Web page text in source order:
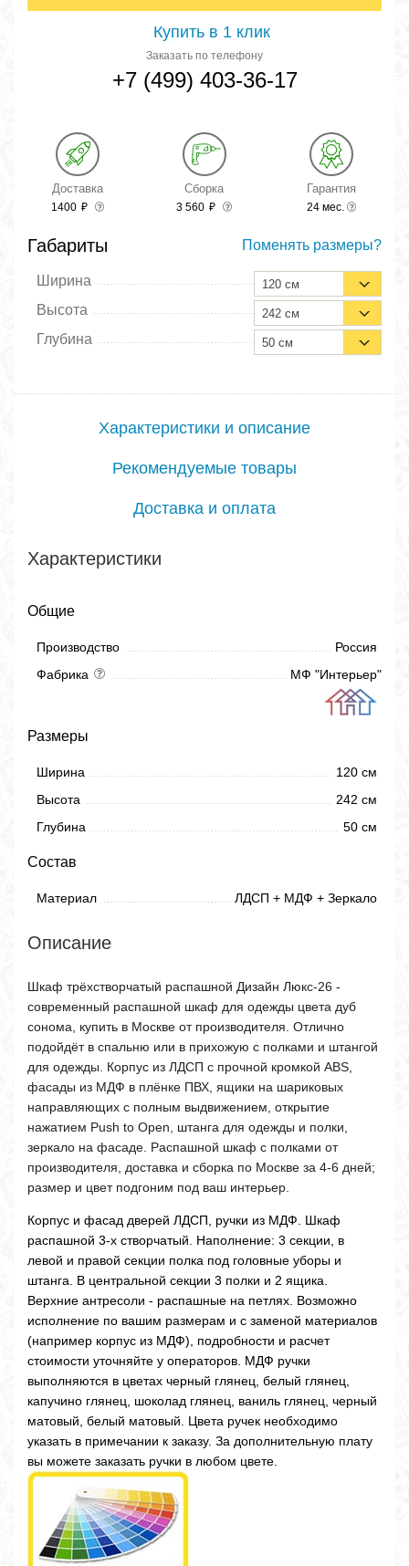
Купить в 1 клик
Заказать по телефону
+7 (499) 403-36-17
Доставка
1400 ₽
Сборка
3 560 ₽
Гарантия
24 мес.
Габариты Поменять размеры?
Ширина 120 см
Высота 242 см
Глубина 50 см
Характеристики и описание
Рекомендуемые товары
Доставка и оплата
Характеристики
Общие
Производство
Россия
Фабрика
МФ "Интерьер"
Размеры
Ширина
120 см
Высота
242 см
Глубина
50 см
Состав
Материал ЛДСП + МДФ + Зеркало
Описание
Шкаф трёхстворчатый распашной Дизайн Люкс-26 -
современный распашной шкаф для одежды цвета дуб
сонома, купить в Москве от производителя. Отлично
подойдёт в спальню или в прихожую с полками и штангой
для одежды. Корпус из ЛДСП с прочной кромкой ABS,
фасады из МДФ в плёнке ПВХ, ящики на шариковых
направляющих с полным выдвижением, открытие
нажатием Push to Open, штанга для одежды и полки,
зеркало на фасаде. Распашной шкаф с полками от
производителя, доставка и сборка по Москве за 4-6 дней;
размер и цвет подгоним под ваш интерьер.
Корпус и фасад дверей ЛДСП, ручки из МДФ. Шкаф
распашной 3-х створчатый. Наполнение: 3 секции, в
левой и правой секции полка под головные уборы и
штанга. В центральной секции 3 полки и 2 ящика.
Верхние антресоли - распашные на петлях. Возможно
исполнение по вашим размерам и с заменой материалов
(например корпус из МДФ), подробности и расчет
стоимости уточняйте у операторов. МДФ ручки
выполняются в цветах черный глянец, белый глянец,
капучино глянец, шоколад глянец, ваниль глянец, черный
матовый, белый матовый. Цвета ручек необходимо
указать в примечании к заказу. За дополнительную плату
вы можете заказать ручки в любом цвете.